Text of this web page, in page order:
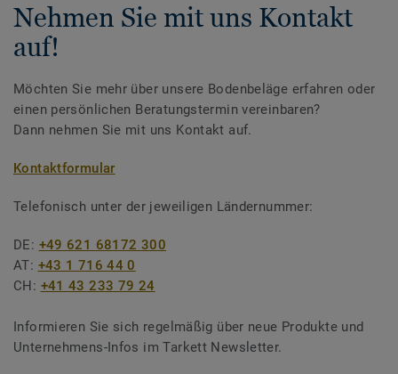
Nehmen Sie mit uns Kontakt
auf!
Möchten Sie mehr über unsere Bodenbeläge erfahren oder
einen persönlichen Beratungstermin vereinbaren?
Dann nehmen Sie mit uns Kontakt auf.
Kontaktformular
Telefonisch unter der jeweiligen Ländernummer:
DE: +49 621 68172 300
AT: +43 1 716 44 0
CH: +41 43 233 79 24
Informieren Sie sich regelmäßig über neue Produkte und
Unternehmens-Infos im Tarkett Newsletter.